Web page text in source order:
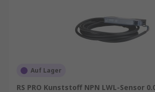
Auf Lager
RS PRO Kunststoff NPN LWL-Sensor